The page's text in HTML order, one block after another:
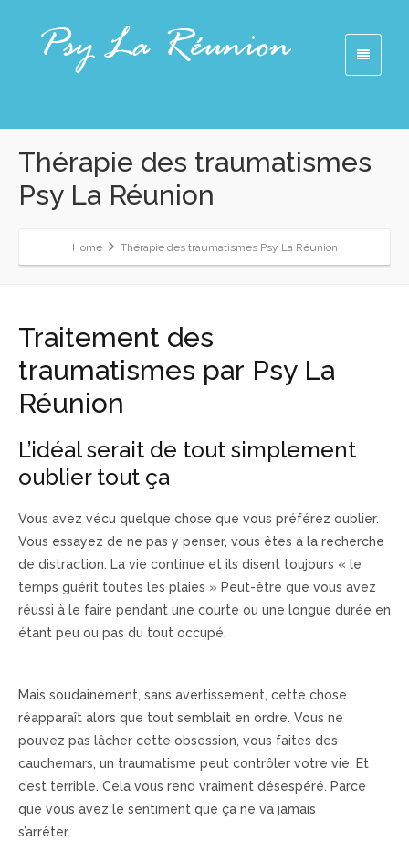
Thérapie des traumatismes
Psy La Réunion
Home Thérapie des traumatismes Psy La Réunion
Traitement des
traumatismes par Psy La
Réunion
L’idéal serait de tout simplement
oublier tout ça
Vous avez vécu quelque chose que vous préférez oublier.
Vous essayez de ne pas y penser, vous êtes à la recherche
de distraction. La vie continue et ils disent toujours « le
temps guérit toutes les plaies » Peut-être que vous avez
réussi à le faire pendant une courte ou une longue durée en
étant peu ou pas du tout occupé.
Mais soudainement, sans avertissement, cette chose
réapparaît alors que tout semblait en ordre. Vous ne
pouvez pas lâcher cette obsession, vous faites des
cauchemars, un traumatisme peut contrôler votre vie. Et
c’est terrible. Cela vous rend vraiment désespéré. Parce
que vous avez le sentiment que ça ne va jamais
s’arrêter.